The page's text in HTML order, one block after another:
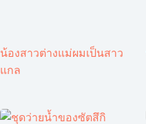
น้องสาวต่างแม่ผมเป็นสาว
แกล